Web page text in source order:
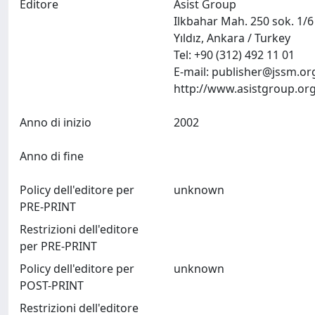
Editore
Asist Group
Ilkbahar Mah. 250 sok. 1/6
Yıldız, Ankara / Turkey
Tel: +90 (312) 492 11 01
E-mail:
Anno di inizio
Anno di fine
Policy dell'editore per
PRE-PRINT
Restrizioni dell'editore
per PRE-PRINT
Policy dell'editore per
POST-PRINT
Restrizioni dell'editore